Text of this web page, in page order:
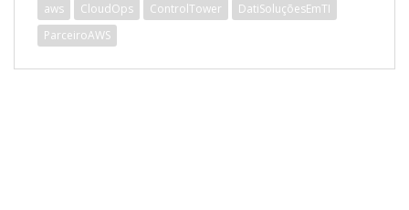
aws CloudOps ControlTower
DatiSoluçõesEmTI
ParceiroAWS